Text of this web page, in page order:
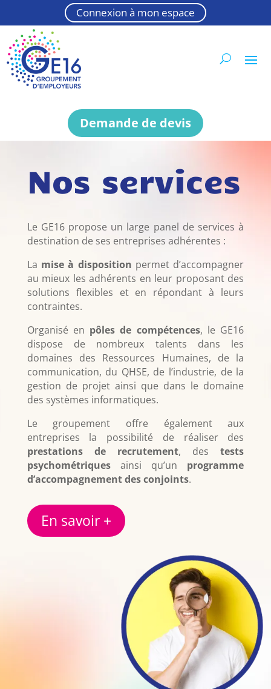
Connexion à mon espace
Demande de devis
Nos services
Le GE16 propose un large panel de services à
destination de ses entreprises adhérentes :
La mise à disposition permet d’accompagner
au mieux les adhérents en leur proposant des
solutions flexibles et en répondant à leurs
contraintes.
Organisé en pôles de compétences, le GE16
dispose de nombreux talents dans les
domaines des Ressources Humaines, de la
communication, du QHSE, de l’industrie, de la
gestion de projet ainsi que dans le domaine
des systèmes informatiques.
Le groupement offre également aux
entreprises la possibilité de réaliser des
prestations de recrutement, destests
psychométriquesainsi qu’un programme
d’accompagnement des conjoints.
En savoir +